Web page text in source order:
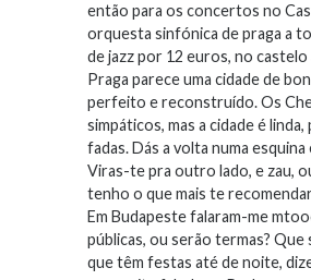
então para os concertos no
orquesta sinfónica de praga a
de jazz por 12 euros, no
Praga parece uma cidade de
perfeito e reconstruído. Os
simpáticos, mas a cidade é
fadas. Dás a volta numa
Viras-te pra outro lado, e zau,
tenho o que mais te
Em Budapeste falaram-me
públicas, ou serão termas?
que têm festas até de noite,